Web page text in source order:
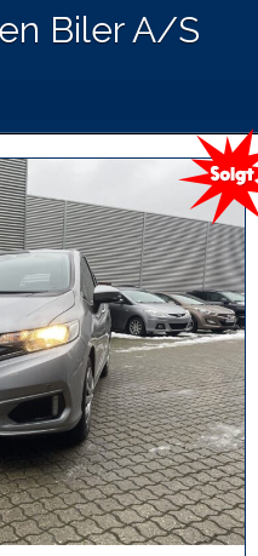
Biler A/S